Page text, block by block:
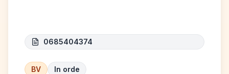
0685404374
BV
In orde